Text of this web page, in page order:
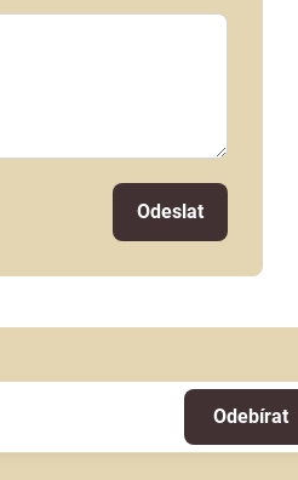
Odeslat
Odebírat